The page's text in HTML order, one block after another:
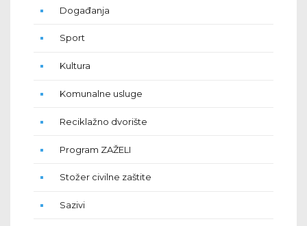
Događanja
Sport
Kultura
Komunalne usluge
Reciklažno dvorište
Program ZAŽELI
Stožer civilne zaštite
Sazivi